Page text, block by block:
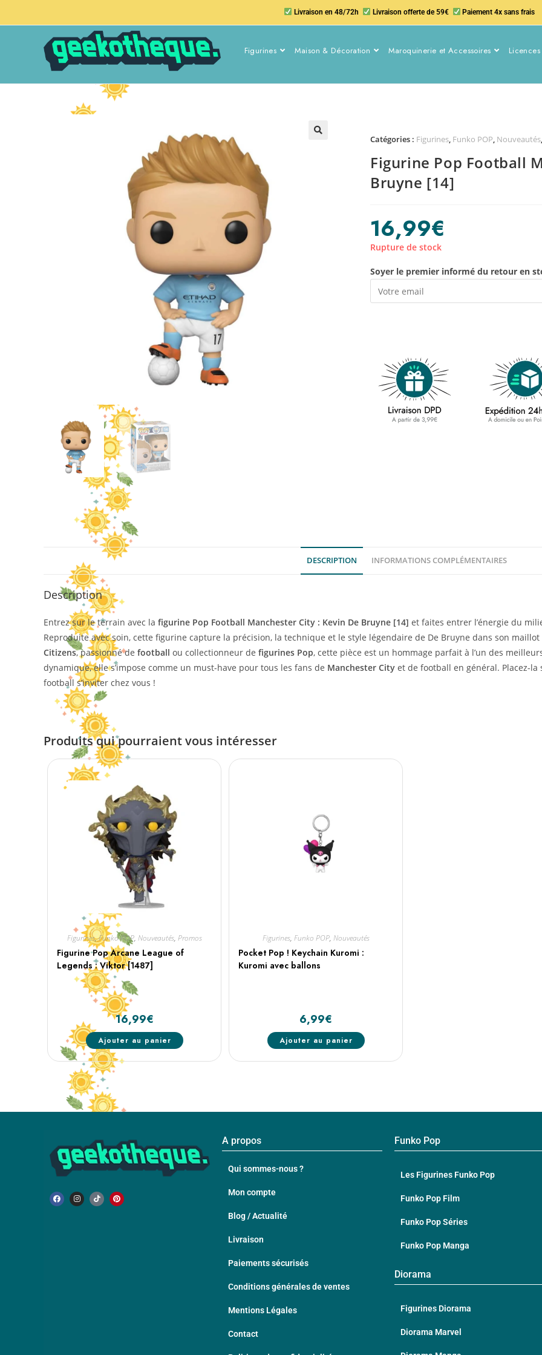
Livraison en 48/72h Livraison offerte de 59€ Paiement 4x sans frais
Figurines Maison & Décoration Maroquinerie et Accessoires
Catégories : Figurines, Funko POP, Nouveautés
Figurine Pop Football
Bruyne [14]
16,99€
Rupture de stock
Soyer le premier informé du retour en
DESCRIPTION INFORMATIONS COMPLÉMENTAIRES
Description
Entrez sur le terrain avec la figurine Pop Football Manchester City : Kevin De Bruyne [14] et faites entrer l’énergie du
Reproduite avec soin, cette figurine capture la précision, la technique et le style légendaire de De Bruyne dans son
Citizens, passionné de football ou collectionneur de figurines Pop, cette pièce est un hommage parfait à l’un des
dynamique, elle s’impose comme un must-have pour tous les fans de Manchester City et de football en général. Placez-
football s’inviter chez vous !
Produits qui pourraient vous intéresser
Figurines,Funko POP, Nouveautés, Promos
Figurine Pop Arcane League of
Legends : Viktor [1487]
16,99€
Ajouter au panier
Figurines, Funko POP, Nouveautés
Pocket Pop ! Keychain Kuromi :
Kuromi avec ballons
6,99€
Ajouter au panier
A propos
Qui sommes-nous ?
Mon compte
Blog / Actualité
Livraison
Paiements sécurisés
Conditions générales de ventes
Mentions Légales
Contact
Funko Pop
Les Figurines Funko Pop
Funko Pop Film
Funko Pop Séries
Funko Pop Manga
Diorama
Figurines Diorama
Diorama Marvel